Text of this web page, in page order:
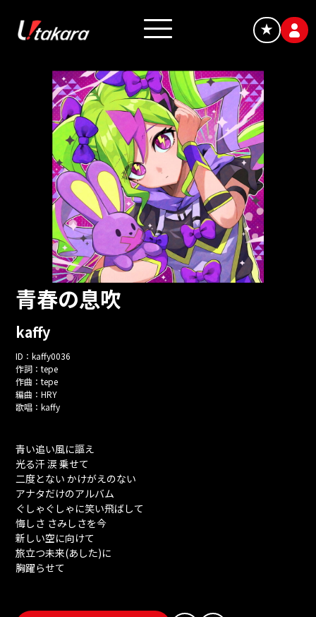
★
青春の息吹
kaffy
ID：kaffy0036
作詞：tepe
作曲：tepe
編曲：HRY
歌唱：kaffy
青い追い風に謳え
光る汗 涙 乗せて
二度とない かけがえのない
アナタだけのアルバム
ぐしゃぐしゃに笑い飛ばして
悔しさ さみしさを今
新しい空に向けて
旅立つ未来(あした)に
胸躍らせて